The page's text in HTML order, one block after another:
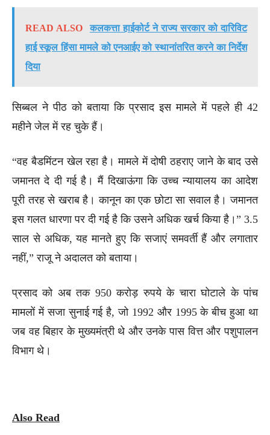
READ ALSO
कलकत्ता हाईकोर्ट ने राज्य सरकार को दारिविट
हाई स्कूल हिंसा मामले को एनआईए को स्थानांतरित करने का निर्देश
दिया
सिब्बल ने पीठ को बताया कि प्रसाद इस मामले में पहले ही 42
महीने जेल में रह चुके हैं।
“वह बैडमिंटन खेल रहा है। मामले में दोषी ठहराए जाने के बाद उसे
जमानत दे दी गई है। मैं दिखाऊंगा कि उच्च न्यायालय का आदेश
पूरी तरह से खराब है। कानून का एक छोटा सा सवाल है। जमानत
इस गलत धारणा पर दी गई है कि उसने अधिक खर्च किया है।” 3.5
साल से अधिक, यह मानते हुए कि सजाएं समवर्ती हैं और लगातार
नहीं,” राजू ने अदालत को बताया।
प्रसाद को अब तक 950 करोड़ रुपये के चारा घोटाले के पांच
मामलों में सजा सुनाई गई है, जो 1992 और 1995 के बीच हुआ था
जब वह बिहार के मुख्यमंत्री थे और उनके पास वित्त और पशुपालन
विभाग थे।
Also Read